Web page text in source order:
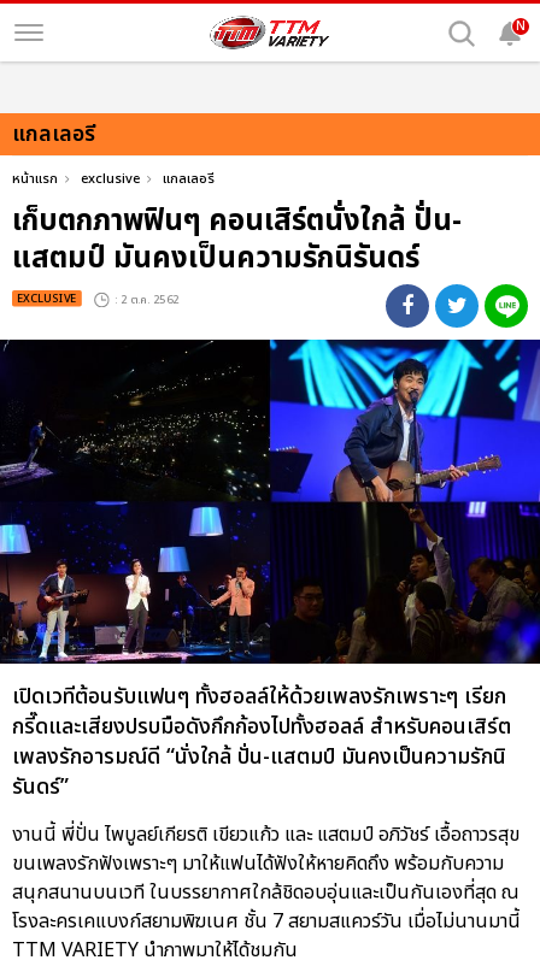
N
แกลเลอรี
หน้าแรก exclusive แกลเลอรี
เก็บตกภาพฟินๆ คอนเสิร์ตนั่งใกล้ ปั่น-
แสตมป์ มันคงเป็นความรักนิรันดร์
EXCLUSIVE : 2 ต.ค. 2562
เปิดเวทีต้อนรับแฟนๆ ทั้งฮอลล์ให้ด้วยเพลงรักเพราะๆ เรียก
กรี๊ดและเสียงปรบมือดังกึกก้องไปทั้งฮอลล์ สำหรับคอนเสิร์ต
เพลงรักอารมณ์ดี “นั่งใกล้ ปั่น-แสตมป์ มันคงเป็นความรักนิ
รันดร์”
งานนี้ พี่ปั่น ไพบูลย์เกียรติ เขียวแก้ว และ แสตมป์ อภิวัชร์ เอื้อถาวรสุข
ขนเพลงรักฟังเพราะๆ มาให้แฟนได้ฟังให้หายคิดถึง พร้อมกับความ
สนุกสนานบนเวที ในบรรยากาศใกล้ชิดอบอุ่นและเป็นกันเองที่สุด ณ
โรงละครเคแบงก์สยามพิฆเนศ ชั้น 7 สยามสแควร์วัน เมื่อไม่นานมานี้
TTM VARIETY นำภาพมาให้ได้ชมกัน